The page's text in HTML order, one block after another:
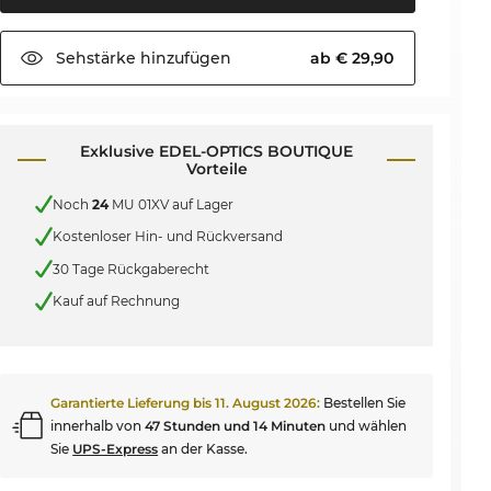
Sehstärke hinzufügen ab € 29,90
Exklusive EDEL-OPTICS BOUTIQUE
Vorteile
Noch24MU 01XV auf Lager
Kostenloser Hin- und Rückversand
30 Tage Rückgaberecht
Kauf auf Rechnung
Garantierte Lieferung bis11. August 2026: Bestellen Sie
innerhalb von47 Stunden und 14 Minuten und wählen
Sie UPS-Express an der Kasse.